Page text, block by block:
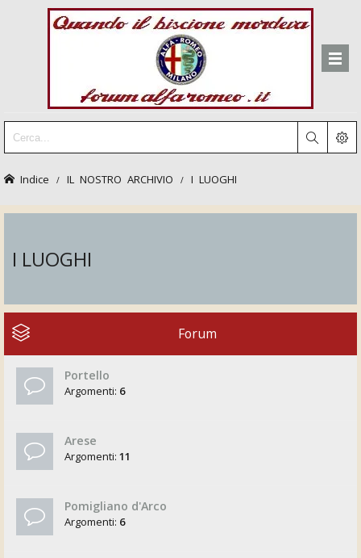
Indice IL NOSTRO ARCHIVIO I LUOGHI
I LUOGHI
Forum
Portello
Argomenti: 6
Arese
Argomenti: 11
Pomigliano d'Arco
Argomenti: 6